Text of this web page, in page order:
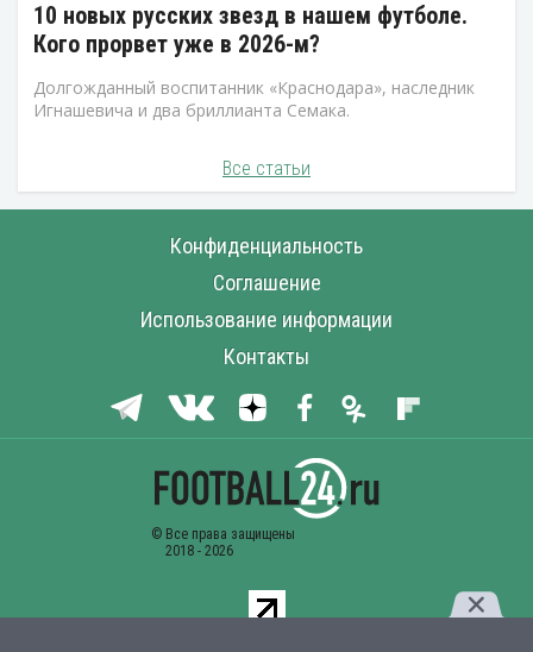
10 новых русских звезд в нашем футболе.
Кого прорвет уже в 2026-м?
Долгожданный воспитанник «Краснодара», наследник
Игнашевича и два бриллианта Семака.
Все статьи
Конфиденциальность
Соглашение
Использование информации
Контакты